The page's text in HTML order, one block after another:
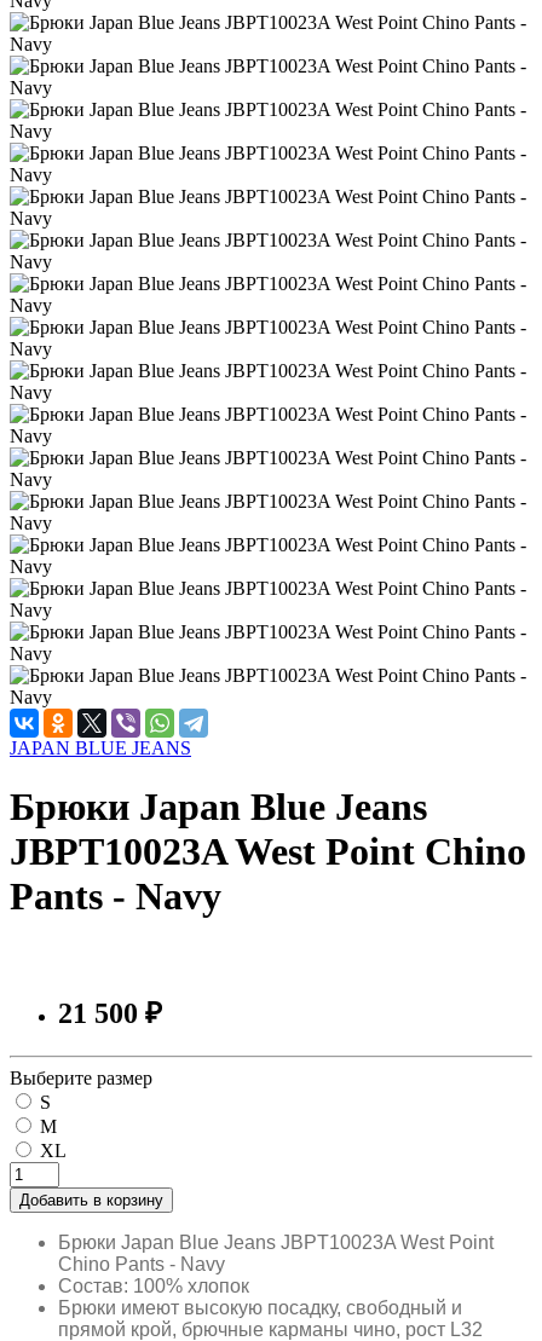
JAPAN BLUE JEANS
Брюки Japan Blue Jeans
JBPT10023A West Point Chino
Pants - Navy
21 500 ₽
Выберите размер
S
M
XL
Добавить в корзину
Брюки Japan Blue Jeans JBPT10023A West Point
Chino Pants - Navy
Состав: 100% хлопок
Брюки имеют высокую посадку, свободный и
прямой крой, брючные карманы чино, рост L32